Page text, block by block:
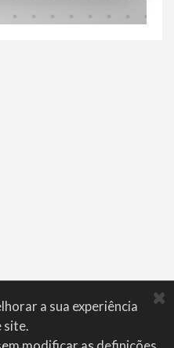
a sua experiência
site.